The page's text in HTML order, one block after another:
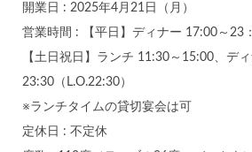
開業日 : 2025年4月21日（月）
営業時間 : 【平日】ディナー 17:00～23
【土日祝日】ランチ 11:30～15:00、デ
23:30（L.O.22:30）
※ランチタイムの貸切宴会は可
定休日 : 不定休